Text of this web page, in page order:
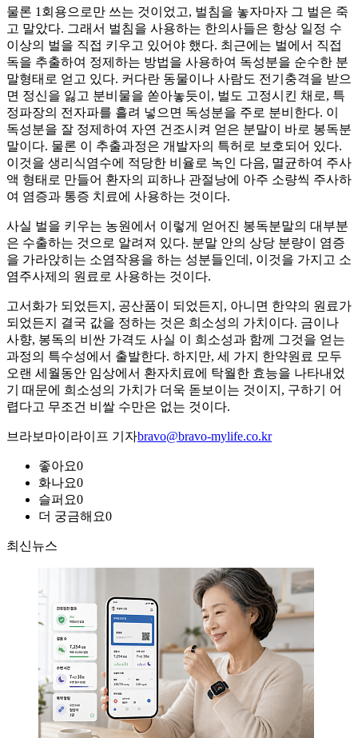
물론 1회용으로만 쓰는 것이었고, 벌침을 놓자마자 그 벌은 죽
고 말았다. 그래서 벌침을 사용하는 한의사들은 항상 일정 수
이상의 벌을 직접 키우고 있어야 했다. 최근에는 벌에서 직접
독을 추출하여 정제하는 방법을 사용하여 독성분을 순수한 분
말형태로 얻고 있다. 커다란 동물이나 사람도 전기충격을 받으
면 정신을 잃고 분비물을 쏟아놓듯이, 벌도 고정시킨 채로, 특
정파장의 전자파를 흘려 넣으면 독성분을 주로 분비한다. 이
독성분을 잘 정제하여 자연 건조시켜 얻은 분말이 바로 봉독분
말이다. 물론 이 추출과정은 개발자의 특허로 보호되어 있다.
이것을 생리식염수에 적당한 비율로 녹인 다음, 멸균하여 주사
액 형태로 만들어 환자의 피하나 관절낭에 아주 소량씩 주사하
여 염증과 통증 치료에 사용하는 것이다.
사실 벌을 키우는 농원에서 이렇게 얻어진 봉독분말의 대부분
은 수출하는 것으로 알려져 있다. 분말 안의 상당 분량이 염증
을 가라앉히는 소염작용을 하는 성분들인데, 이것을 가지고 소
염주사제의 원료로 사용하는 것이다.
고서화가 되었든지, 공산품이 되었든지, 아니면 한약의 원료가
되었든지 결국 값을 정하는 것은 희소성의 가치이다. 금이나
사향, 봉독의 비싼 가격도 사실 이 희소성과 함께 그것을 얻는
과정의 특수성에서 출발한다. 하지만, 세 가지 한약원료 모두
오랜 세월동안 임상에서 환자치료에 탁월한 효능을 나타내었
기 때문에 희소성의 가치가 더욱 돋보이는 것이지, 구하기 어
렵다고 무조건 비쌀 수만은 없는 것이다.
브라보마이라이프 기자bravo@bravo-mylife.co.kr
좋아요0
화나요0
슬퍼요0
더 궁금해요0
최신뉴스